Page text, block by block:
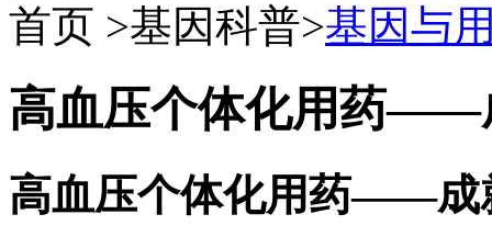
首页 >基因科普>基因与
高血压个体化用药——
高血压个体化用药——成